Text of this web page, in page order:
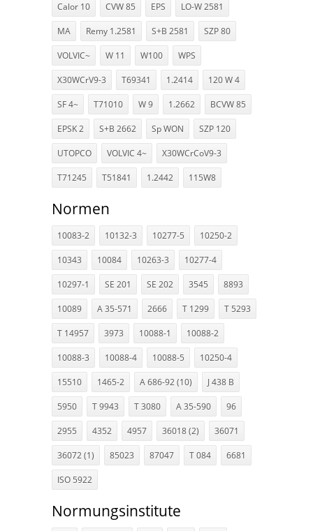
Calor 10 CVW 85 EPS LO-W 2581
MA Remy 1.2581 S+B 2581 SZP 80
VOLVIC~ W 11 W100 WPS
X30WCrV9-3 T69341 1.2414 120 W 4
SF 4~ T71010 W 9 1.2662 BCVW 85
EPSK 2 S+B 2662 Sp WON SZP 120
UTOPCO VOLVIC 4~ X30WCrCoV9-3
T71245 T51841 1.2442 115W8
Normen
10083-2 10132-3 10277-5 10250-2
10343 10084 10263-3 10277-4
10297-1 SE 201 SE 202 3545 8893
10089 A 35-571 2666 T 1299 T 5293
T 14957 3973 10088-1 10088-2
10088-3 10088-4 10088-5 10250-4
15510 1465-2 A 686-92 (10) J 438 B
5950 T 9943 T 3080 A 35-590 96
2955 4352 4957 36018 (2) 36071
36072 (1) 85023 87047 T 084 6681
ISO 5922
Normungsinstitute